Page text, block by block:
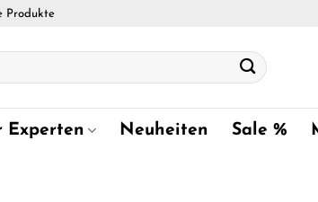
Produkte
Experten Neuheiten Sale %